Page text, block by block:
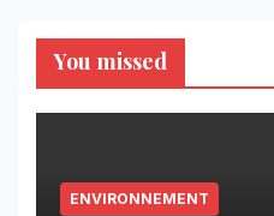
You missed
ENVIRONNEMENT